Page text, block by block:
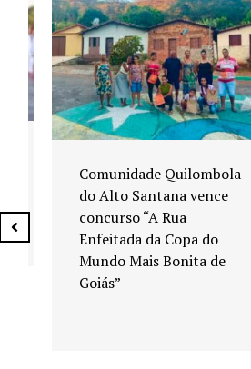
Comunidade Quilombola
do Alto Santana vence
concurso “A Rua
Enfeitada da Copa do
Mundo Mais Bonita de
Goiás”